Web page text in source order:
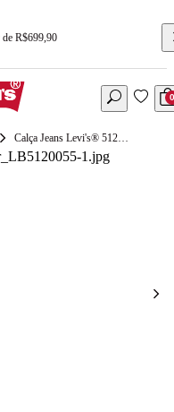
R$699,90
0
Calça Jeans Levi's® 512® Slim Taper Lavagem Média